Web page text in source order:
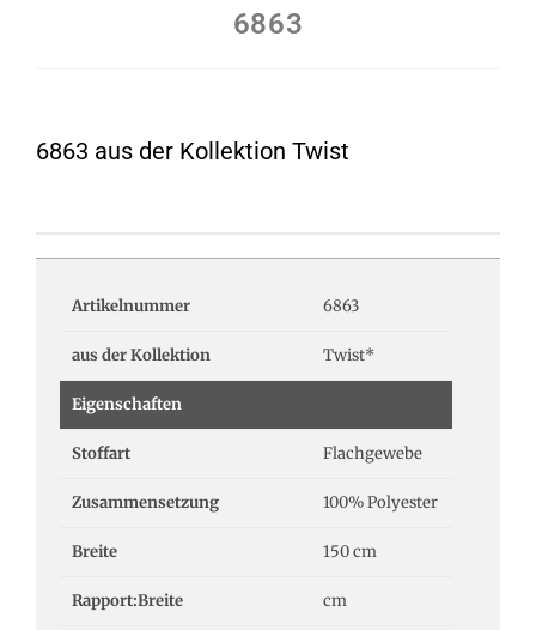
6863
6863 aus der Kollektion Twist
Artikelnummer 6863
aus der Kollektion Twist*
Eigenschaften
Stoffart Flachgewebe
Zusammensetzung 100% Polyester
Breite 150 cm
Rapport:Breite cm